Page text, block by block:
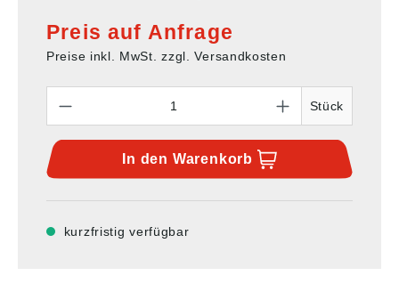
Preis auf Anfrage
Preise inkl. MwSt. zzgl. Versandkosten
Stück
In den Warenkorb
kurzfristig verfügbar